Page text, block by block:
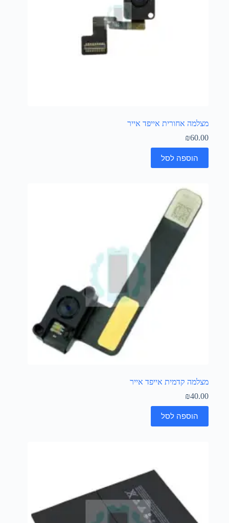
מצלמה אחורית אייפד אייר
₪60.00
הוספה לסל
מצלמה קדמית אייפד אייר
₪40.00
הוספה לסל